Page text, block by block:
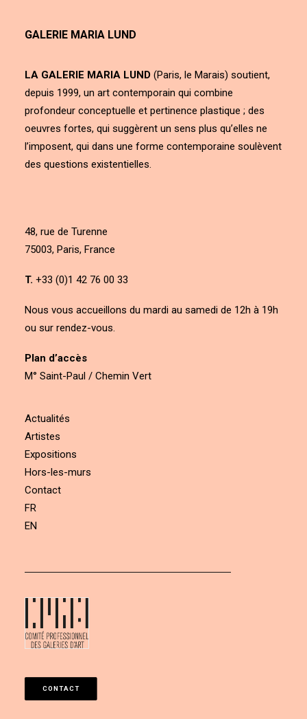
GALERIE MARIA LUND
LA GALERIE MARIA LUND (Paris, le Marais) soutient,
depuis 1999, un art contemporain qui combine
profondeur conceptuelle et pertinence plastique ; des
oeuvres fortes, qui suggèrent un sens plus qu’elles ne
l’imposent, qui dans une forme contemporaine soulèvent
des questions existentielles.
48, rue de Turenne
75003, Paris, France
T. +33 (0)1 42 76 00 33
Nous vous accueillons du mardi au samedi de 12h à 19h
ou sur rendez-vous.
Plan d’accès
M° Saint-Paul / Chemin Vert
Actualités
Artistes
Expositions
Hors-les-murs
Contact
FR
EN
CONTACT